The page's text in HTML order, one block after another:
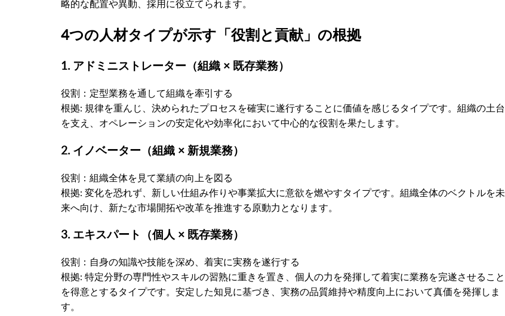
略的な配置や異動、採用に役立てられます。
4つの人材タイプが示す「役割と貢献」の根拠
1. アドミニストレーター（組織 × 既存業務）
役割：定型業務を通して組織を牽引する
根拠: 規律を重んじ、決められたプロセスを確実に遂行することに価値を感じるタイプです。組織の土台
を支え、オペレーションの安定化や効率化において中心的な役割を果たします。
2. イノベーター（組織 × 新規業務）
役割：組織全体を見て業績の向上を図る
根拠: 変化を恐れず、新しい仕組み作りや事業拡大に意欲を燃やすタイプです。組織全体のベクトルを未
来へ向け、新たな市場開拓や改革を推進する原動力となります。
3. エキスパート（個人 × 既存業務）
役割：自身の知識や技能を深め、着実に実務を遂行する
根拠: 特定分野の専門性やスキルの習熟に重きを置き、個人の力を発揮して着実に業務を完遂させること
を得意とするタイプです。安定した知見に基づき、実務の品質維持や精度向上において真価を発揮しま
す。